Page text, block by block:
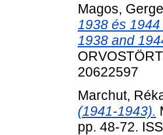
Magos,
1938 és
1938 and
20622597
Marchut,
(1941-1943).
pp. 48-72.